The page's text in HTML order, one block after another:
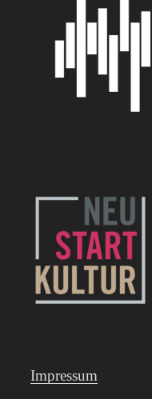
Impressum